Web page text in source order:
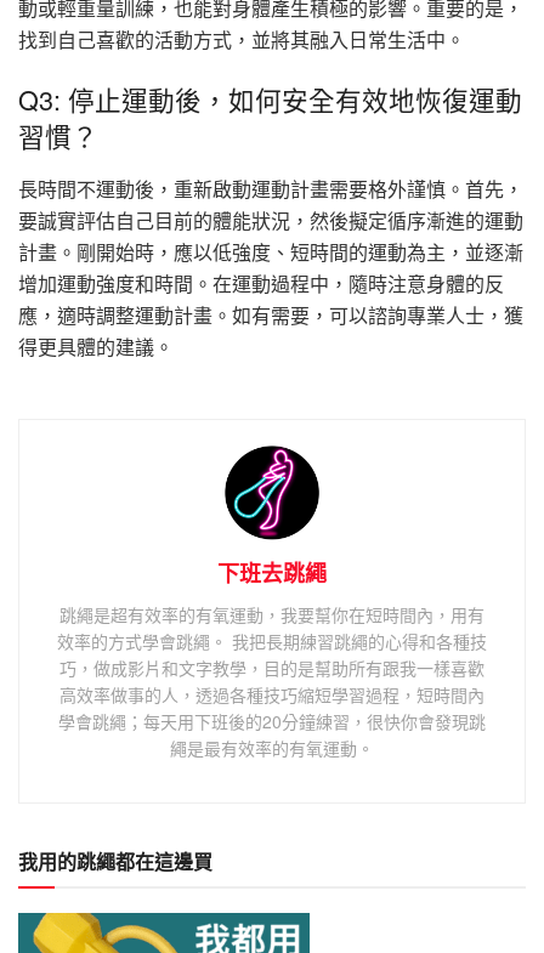
動或輕重量訓練，也能對身體產生積極的影響。重要的是，
找到自己喜歡的活動方式，並將其融入日常生活中。
Q3: 停止運動後，如何安全有效地恢復運動
習慣？
長時間不運動後，重新啟動運動計畫需要格外謹慎。首先，
要誠實評估自己目前的體能狀況，然後擬定循序漸進的運動
計畫。剛開始時，應以低強度、短時間的運動為主，並逐漸
增加運動強度和時間。在運動過程中，隨時注意身體的反
應，適時調整運動計畫。如有需要，可以諮詢專業人士，獲
得更具體的建議。
下班去跳繩
跳繩是超有效率的有氧運動，我要幫你在短時間內，用有
效率的方式學會跳繩。 我把長期練習跳繩的心得和各種技
巧，做成影片和文字教學，目的是幫助所有跟我一樣喜歡
高效率做事的人，透過各種技巧縮短學習過程，短時間內
學會跳繩；每天用下班後的20分鐘練習，很快你會發現跳
繩是最有效率的有氧運動。
我用的跳繩都在這邊買